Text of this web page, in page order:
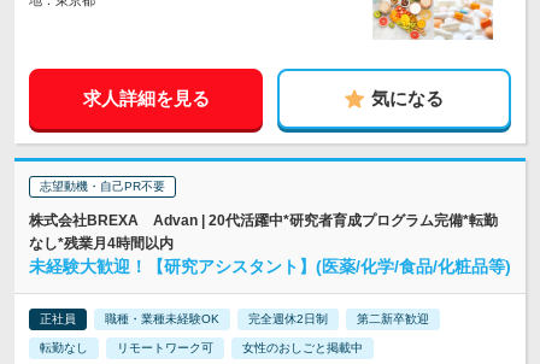
求人詳細を見る 気になる
志望動機・自己PR不要
株式会社BREXA Advan | 20代活躍中*研究者育成プログラム完備*転勤
なし*残業月4時間以内
未経験大歓迎！【研究アシスタント】(医薬/化学/食品/化粧品等)
正社員 職種・業種未経験OK 完全週休2日制 第二新卒歓迎
転勤なし リモートワーク可 女性のおしごと掲載中